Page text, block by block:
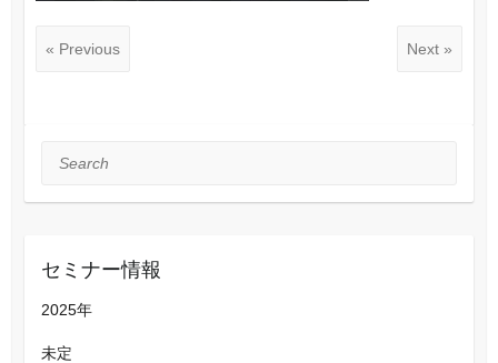
« Previous Next »
Search
セミナー情報
2025年
未定